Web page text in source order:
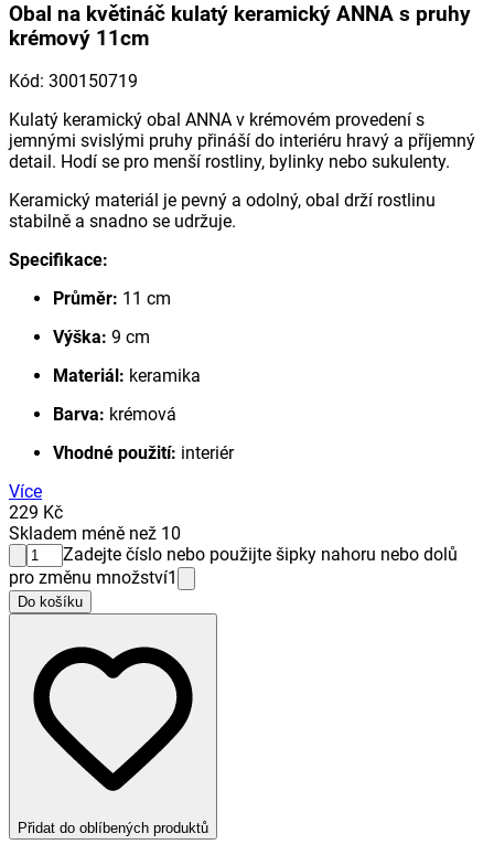
Obal na květináč kulatý keramický ANNA s pruhy
krémový 11cm
Kód: 300150719
Kulatý keramický obal ANNA v krémovém provedení s
jemnými svislými pruhy přináší do interiéru hravý a příjemný
detail. Hodí se pro menší rostliny, bylinky nebo sukulenty.
Keramický materiál je pevný a odolný, obal drží rostlinu
stabilně a snadno se udržuje.
Specifikace:
Průměr: 11 cm
Výška: 9 cm
Materiál: keramika
Barva: krémová
Vhodné použití: interiér
Více
229 Kč
Skladem méně než 10
Zadejte číslo nebo použijte šipky nahoru nebo dolů
pro změnu množství1
Do košíku
Přidat do oblíbených produktů